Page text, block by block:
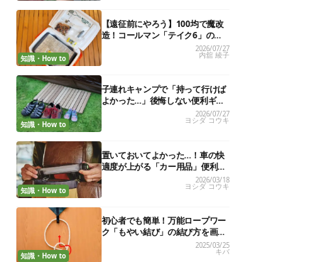
知識・How to
【遠征前にやろう】100均で魔改
造！コールマン「テイク6」の使
い勝手を“倍の倍”にする裏ワザ6連
2026/07/27
内舘 綾子
知識・How to
子連れキャンプで「持って行けば
よかった…」後悔しない便利ギア
13選
2026/07/27
ヨシダ コウキ
知識・How to
置いておいてよかった…！車の快
適度が上がる「カー用品」便利グ
ッズ27選
2026/03/18
ヨシダ コウキ
知識・How to
初心者でも簡単！万能ロープワー
ク「もやい結び」の結び方を画像
2025/03/25
キバ